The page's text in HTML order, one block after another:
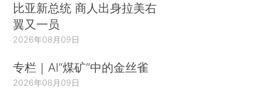
比亚新总统 商人出身拉美右
翼又一员
2026年08月09日
专栏｜AI“煤矿”中的金丝雀
2026年08月09日